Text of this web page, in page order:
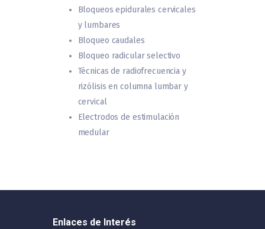
Bloqueos epidurales cervicales
y lumbares
Bloqueo caudales
Bloqueo radicular selectivo
Técnicas de radiofrecuencia y
rizólisis en columna lumbar y
cervical
Electrodos de estimulación
medular
Enlaces de Interés